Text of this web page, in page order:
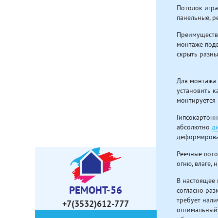
РЕМОНТ-56
+7(3532)612-777
Потолок
панельные,
монтаже
скрыть
Для монтажа
установить
абсолютно
Реечные
огню, влаге,
В настоящее
согласно
требует